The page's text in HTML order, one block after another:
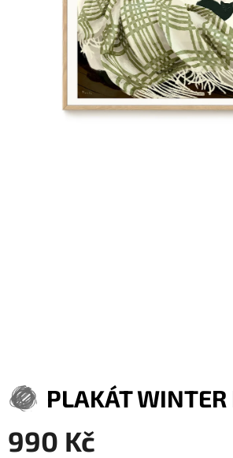
PLAKÁT WINTER
990 Kč